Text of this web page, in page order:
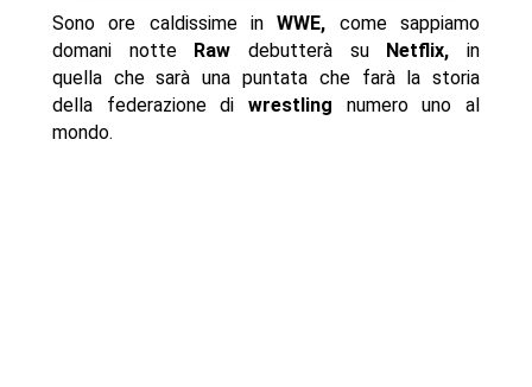
Sono ore caldissime inWWE, come sappiamo
domani notte
Raw debutterà su Netflix, in
quella che sarà una puntata che farà la storia
della federazione di wrestling numero uno al
mondo.